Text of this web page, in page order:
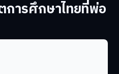
การศึกษาไทยที่พ่อ